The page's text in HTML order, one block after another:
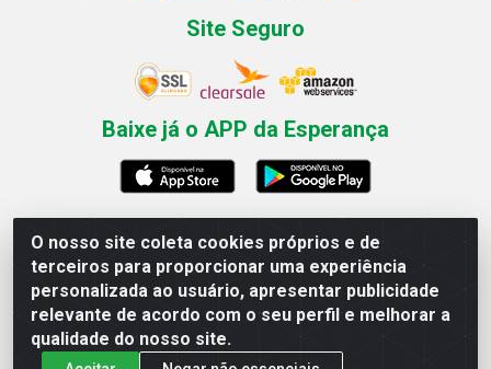
O nosso site coleta cookies próprios e de
terceiros para proporcionar uma experiência
personalizada ao usuário, apresentar publicidade
relevante de acordo com o seu perfil e melhorar a
qualidade do nosso site.
Site Seguro
Baixe já o APP da Esperança
Esperança Nordeste - Rua Professor Caldas Filho, 291 -
Estância - Recife / PE CEP: 50771-335 - CNPJ
03.666.136/0001-23